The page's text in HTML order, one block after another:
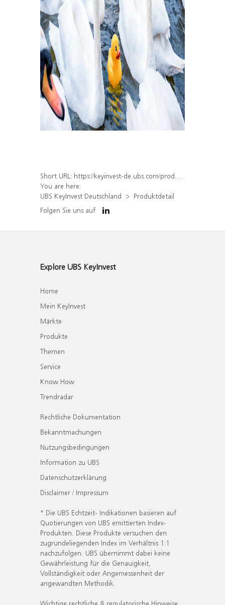
Short URL: https://keyinvest-de.ubs.com/produkt/detail/index/isin/DE000WA8JT09
You are here:
UBS KeyInvest Deutschland
Produktdetail
Folgen Sie uns auf
Explore UBS KeyInvest
Home
Mein KeyInvest
Märkte
Produkte
Themen
Service
Know How
Trendradar
Rechtliche Dokumentation
Bekanntmachungen
Nutzungsbedingungen
Information zu UBS
Datenschutzerklärung
Disclaimer / Impressum
* Die UBS Echtzeit- Indikationen basieren auf
Quotierungen von UBS emittierten Index-
Produkten. Diese Produkte versuchen den
zugrundeliegenden Index im Verhältnis 1:1
nachzufolgen. UBS übernimmt dabei keine
Gewährleistung für die Genauigkeit,
Vollständigkeit oder Angemessenheit der
angewandten Methodik.